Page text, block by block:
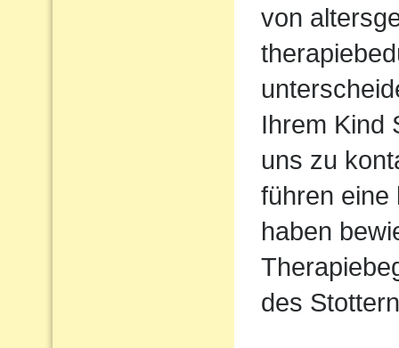
von
Ihrem Kind
uns zu
führen eine
haben
des